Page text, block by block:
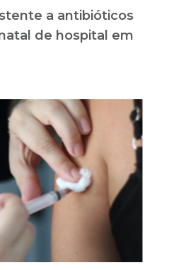
a antibióticos
de hospital em